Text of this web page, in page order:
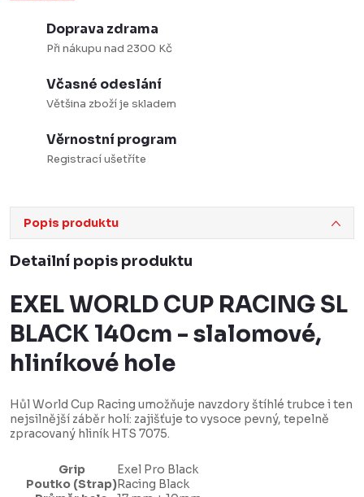
Doprava zdrama
Při nákupu nad 2300 Kč
Včasné odeslání
Většina zboží je skladem
Věrnostní program
Registrací ušetříte
Popis produktu
Detailní popis produktu
EXEL WORLD CUP RACING SL
BLACK 140cm - slalomové,
hliníkové hole
Hůl World Cup Racing umožňuje navzdory štíhlé trubce i ten
nejsilnější záběr holí: zajišťuje to vysoce pevný, tepelně
zpracovaný hliník HTS 7075.
Grip
Exel Pro Black
Poutko (Strap)Racing Black